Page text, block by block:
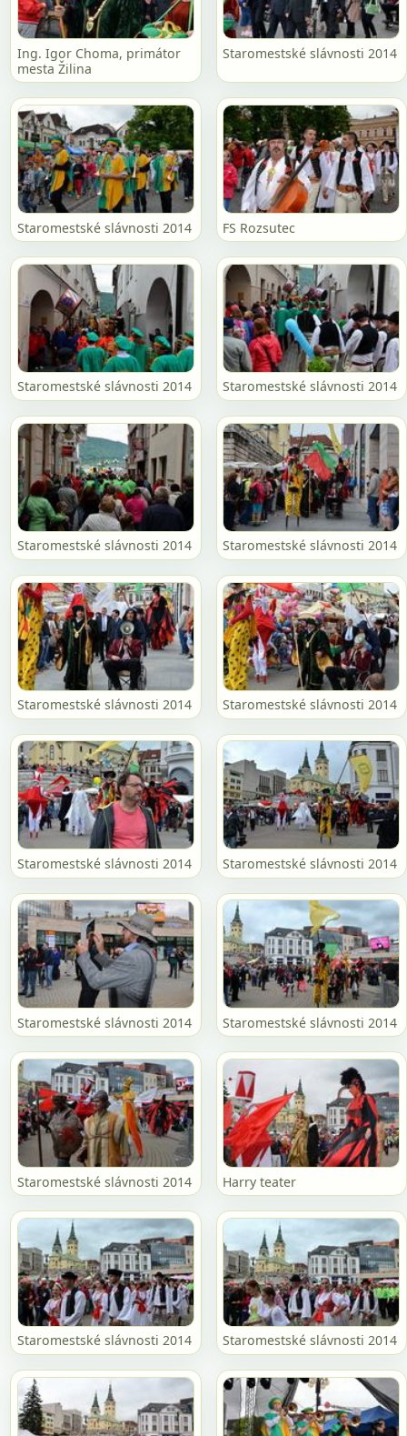
Ing. Igor Choma, primátor
mesta Žilina
Staromestské slávnosti 2014
Staromestské slávnosti 2014 FS Rozsutec
Staromestské slávnosti 2014 Staromestské slávnosti 2014
Staromestské slávnosti 2014 Staromestské slávnosti 2014
Staromestské slávnosti 2014 Staromestské slávnosti 2014
Staromestské slávnosti 2014 Staromestské slávnosti 2014
Staromestské slávnosti 2014 Staromestské slávnosti 2014
Staromestské slávnosti 2014 Harry teater
Staromestské slávnosti 2014 Staromestské slávnosti 2014